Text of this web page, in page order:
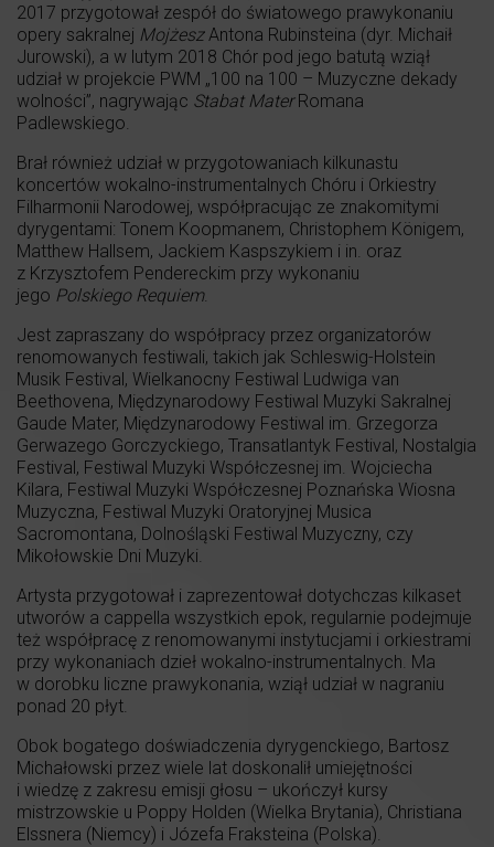
2017 przygotował zespół do światowego prawykonaniu
opery sakralnej MojżeszAntona Rubinsteina (dyr. Michaił
Jurowski), a w lutym 2018 Chór pod jego batutą wziął
udział w projekcie PWM „100 na 100 – Muzyczne dekady
wolności”, nagrywając Stabat MaterRomana
Padlewskiego.
Brał również udział w przygotowaniach kilkunastu
koncertów wokalno-instrumentalnych Chóru i Orkiestry
Filharmonii Narodowej, współpracując ze znakomitymi
dyrygentami: Tonem Koopmanem, Christophem Königem,
Matthew Hallsem, Jackiem Kaspszykiem i in. oraz
z Krzysztofem Pendereckim przy wykonaniu
jego Polskiego Requiem.
Jest zapraszany do współpracy przez organizatorów
renomowanych festiwali, takich jak Schleswig-Holstein
Musik Festival, Wielkanocny Festiwal Ludwiga van
Beethovena, Międzynarodowy Festiwal Muzyki Sakralnej
Gaude Mater, Międzynarodowy Festiwal im. Grzegorza
Gerwazego Gorczyckiego, Transatlantyk Festival, Nostalgia
Festival, Festiwal Muzyki Współczesnej im. Wojciecha
Kilara, Festiwal Muzyki Współczesnej Poznańska Wiosna
Muzyczna, Festiwal Muzyki Oratoryjnej Musica
Sacromontana, Dolnośląski Festiwal Muzyczny, czy
Mikołowskie Dni Muzyki.
Artysta przygotował i zaprezentował dotychczas kilkaset
utworów a cappella wszystkich epok, regularnie podejmuje
też współpracę z renomowanymi instytucjami i orkiestrami
przy wykonaniach dzieł wokalno-instrumentalnych. Ma
w dorobku liczne prawykonania, wziął udział w nagraniu
ponad 20 płyt.
Obok bogatego doświadczenia dyrygenckiego, Bartosz
Michałowski przez wiele lat doskonalił umiejętności
i wiedzę z zakresu emisji głosu – ukończył kursy
mistrzowskie u Poppy Holden (Wielka Brytania), Christiana
Elssnera (Niemcy) i Józefa Fraksteina (Polska).